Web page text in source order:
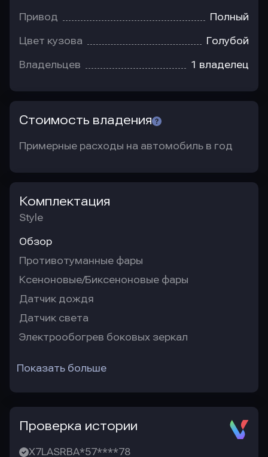
Привод Полный
Цвет кузова Голубой
Владельцев 1 владелец
Стоимость владения
Примерные расходы на автомобиль в год
Комплектация
Style
Обзор
Противотуманные фары
Ксеноновые/Биксеноновые фары
Датчик дождя
Датчик света
Электрообогрев боковых зеркал
Показать больше
Проверка истории
X7LASRBA*57****78